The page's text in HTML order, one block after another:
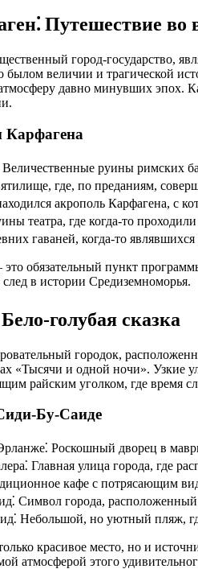
Путешествие во
город-государство,
былом величии и трагической
давно минувших эпох.
Карфагена
руины римских
где, по преданиям,
акрополь Карфагена, с
театра, где когда-то
гаваней, когда-то
обязательный пункт
в истории Средиземноморья.
голубая сказка
городок,
«Тысячи и одной ночи». Узкие
райским уголком, где время
Бу-Саиде
Роскошный дворец в
Главная улица города, где
кафе с потрясающим
Символ города, расположенный
Небольшой, но уютный пляж,
красивое место, но и
атмосферой этого